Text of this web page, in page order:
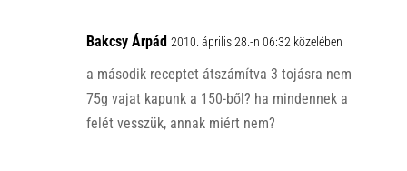
Bakcsy Árpád 2010. április 28.-n 06:32 közelében
a második receptet átszámítva 3 tojásra nem
75g vajat kapunk a 150-ből? ha mindennek a
felét vesszük, annak miért nem?